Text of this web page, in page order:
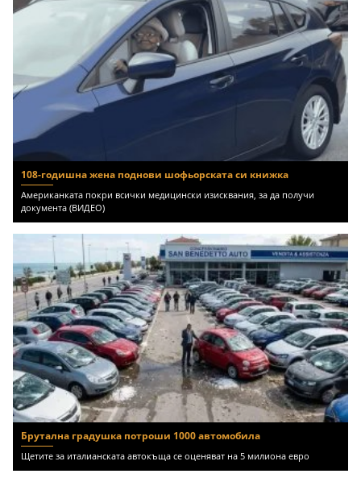
108-годишна жена поднови шофьорската си книжка
Американката покри всички медицински изисквания, за да получи
документа (ВИДЕО)
Брутална градушка потроши 1000 автомобила
Щетите за италианската автокъща се оценяват на 5 милиона евро